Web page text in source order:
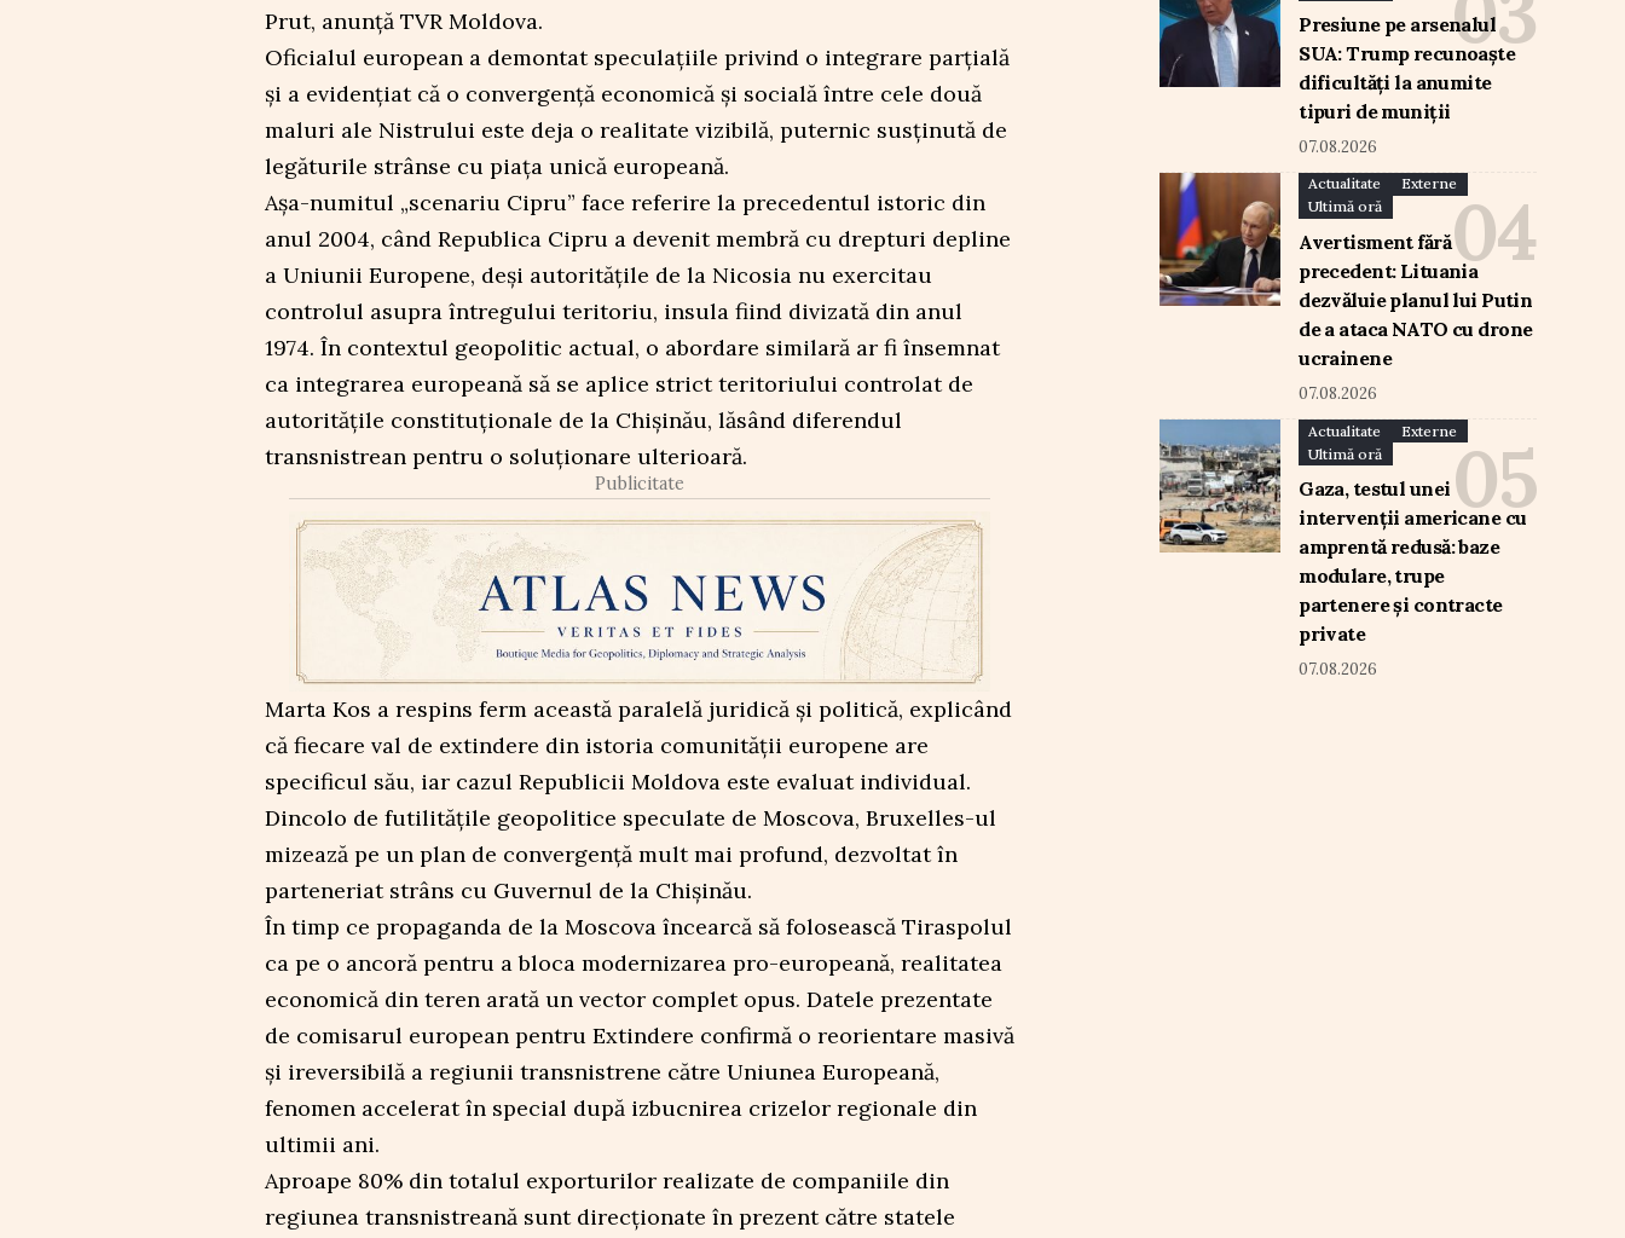
Prut, anunță TVR Moldova.
Oficialul european a demontat speculațiile privind o integrare parțială
și a evidențiat că o convergență economică și socială între cele două
maluri ale Nistrului este deja o realitate vizibilă, puternic susținută de
legăturile strânse cu piața unică europeană.
Așa-numitul „scenariu Cipru” face referire la precedentul istoric din
anul 2004, când Republica Cipru a devenit membră cu drepturi depline
a Uniunii Europene, deși autoritățile de la Nicosia nu exercitau
controlul asupra întregului teritoriu, insula fiind divizată din anul
1974. În contextul geopolitic actual, o abordare similară ar fi însemnat
ca integrarea europeană să se aplice strict teritoriului controlat de
autoritățile constituționale de la Chișinău, lăsând diferendul
transnistrean pentru o soluționare ulterioară.
Publicitate
Marta Kos a respins ferm această paralelă juridică și politică, explicând
că fiecare val de extindere din istoria comunității europene are
specificul său, iar cazul Republicii Moldova este evaluat individual.
Dincolo de futilitățile geopolitice speculate de Moscova, Bruxelles-ul
mizează pe un plan de convergență mult mai profund, dezvoltat în
parteneriat strâns cu Guvernul de la Chișinău.
În timp ce propaganda de la Moscova încearcă să folosească Tiraspolul
ca pe o ancoră pentru a bloca modernizarea pro-europeană, realitatea
economică din teren arată un vector complet opus. Datele prezentate
de comisarul european pentru Extindere confirmă o reorientare masivă
și ireversibilă a regiunii transnistrene către Uniunea Europeană,
fenomen accelerat în special după izbucnirea crizelor regionale din
ultimii ani.
Aproape 80% din totalul exporturilor realizate de companiile din
regiunea transnistreană sunt direcționate în prezent către statele
Presiune pe arsenalul
SUA: Trump recunoaște
dificultăți la anumite
tipuri de muniții
07.08.2026
Actualitate
Externe
Ultimă oră
Avertisment fără
precedent: Lituania
dezvăluie planul lui Putin
de a ataca NATO cu drone
ucrainene
07.08.2026
Actualitate
Externe
Ultimă oră
Gaza, testul unei
intervenții americane cu
amprentă redusă: baze
modulare, trupe
partenere și contracte
private
07.08.2026